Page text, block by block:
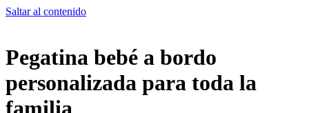
Saltar al contenido
Pegatina bebé a bordo
personalizada para toda la